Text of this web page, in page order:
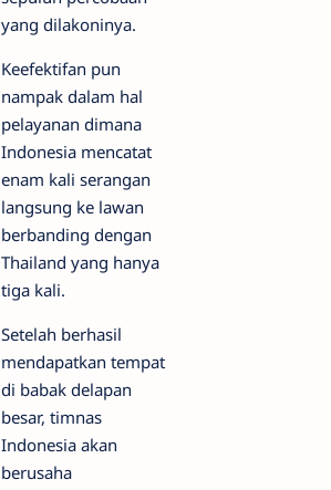
yang dilakoninya.
Keefektifan pun
nampak dalam hal
pelayanan dimana
Indonesia mencatat
enam kali serangan
langsung ke lawan
berbanding dengan
Thailand yang hanya
tiga kali.
Setelah berhasil
mendapatkan tempat
di babak delapan
besar, timnas
Indonesia akan
berusaha